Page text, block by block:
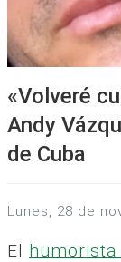
«Volveré
Andy
de Cuba
lunes, 28 de
El humorista